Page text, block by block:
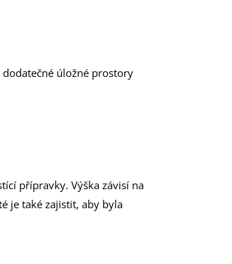
úložné prostory
přípravky. Výška závisí na
je také zajistit, aby byla